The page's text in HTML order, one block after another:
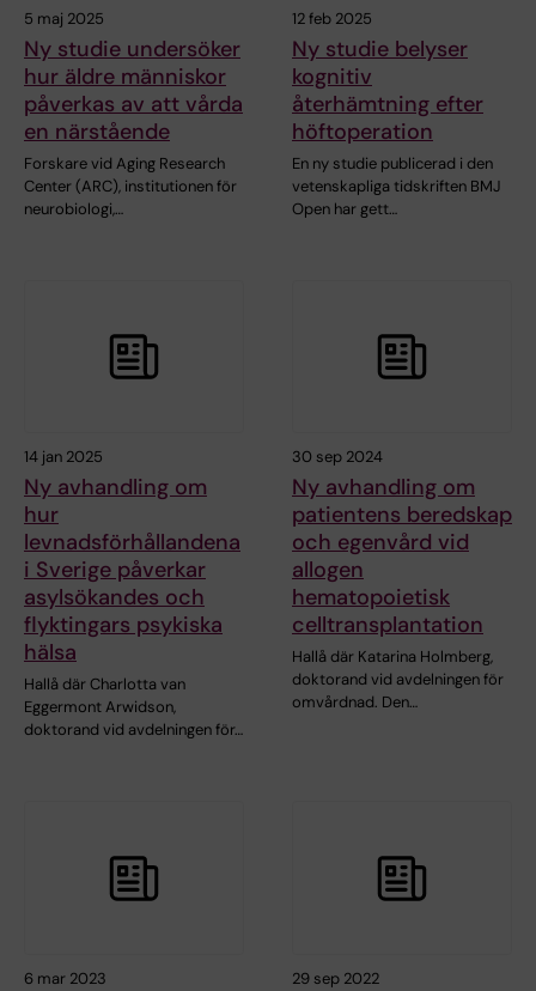
5 maj 2025
Ny studie undersöker
hur äldre människor
påverkas av att vårda
en närstående
Forskare vid Aging Research
Center (ARC), institutionen för
neurobiologi,…
12 feb 2025
Ny studie belyser
kognitiv
återhämtning efter
höftoperation
En ny studie publicerad i den
vetenskapliga tidskriften BMJ
Open har gett…
14 jan 2025
Ny avhandling om
hur
levnadsförhållandena
i Sverige påverkar
asylsökandes och
flyktingars psykiska
hälsa
Hallå där Charlotta van
Eggermont Arwidson,
doktorand vid avdelningen för…
30 sep 2024
Ny avhandling om
patientens beredskap
och egenvård vid
allogen
hematopoietisk
celltransplantation
Hallå där Katarina Holmberg,
doktorand vid avdelningen för
omvårdnad. Den…
6 mar 2023 29 sep 2022